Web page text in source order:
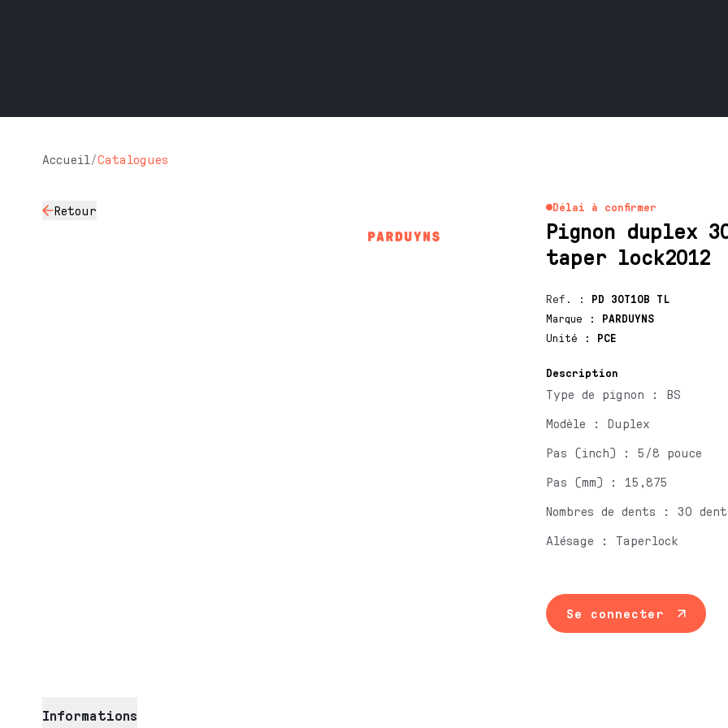
Accueil/Catalogues
Retour Délai à confirmer
Pignon duplex
taper lock2012
Ref. : PD 30T10B TL
Marque
:
PARDUYNS
Unité
: PCE
Description
Type de pignon : BS
Modèle : Duplex
Pas (inch) : 5/8 pouce
Pas (mm) : 15,875
Nombres de dents : 30
Alésage : Taperlock
Se connecter
Informations